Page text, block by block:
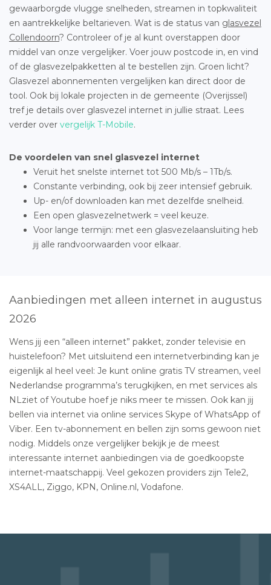
gewaarborgde vlugge snelheden, streamen in topkwaliteit
en aantrekkelijke beltarieven. Wat is de status van glasvezel
Collendoorn? Controleer of je al kunt overstappen door
middel van onze vergelijker. Voer jouw postcode in, en vind
of de glasvezelpakketten al te bestellen zijn. Groen licht?
Glasvezel abonnementen vergelijken kan direct door de
tool. Ook bij lokale projecten in de gemeente (Overijssel)
tref je details over glasvezel internet in jullie straat. Lees
verder over vergelijk T-Mobile.
De voordelen van snel glasvezel internet
Veruit het snelste internet tot 500 Mb/s – 1Tb/s.
Constante verbinding, ook bij zeer intensief gebruik.
Up- en/of downloaden kan met dezelfde snelheid.
Een open glasvezelnetwerk = veel keuze.
Voor lange termijn: met een glasvezelaansluiting heb
jij alle randvoorwaarden voor elkaar.
Aanbiedingen met alleen internet in augustus
2026
Wens jij een “alleen internet” pakket, zonder televisie en
huistelefoon? Met uitsluitend een internetverbinding kan je
eigenlijk al heel veel: Je kunt online gratis TV streamen, veel
Nederlandse programma’s terugkijken, en met services als
NLziet of Youtube hoef je niks meer te missen. Ook kan jij
bellen via internet via online services Skype of WhatsApp of
Viber. Een tv-abonnement en bellen zijn soms gewoon niet
nodig. Middels onze vergelijker bekijk je de meest
interessante internet aanbiedingen via de goedkoopste
internet-maatschappij. Veel gekozen providers zijn Tele2,
XS4ALL, Ziggo, KPN, Online.nl, Vodafone.